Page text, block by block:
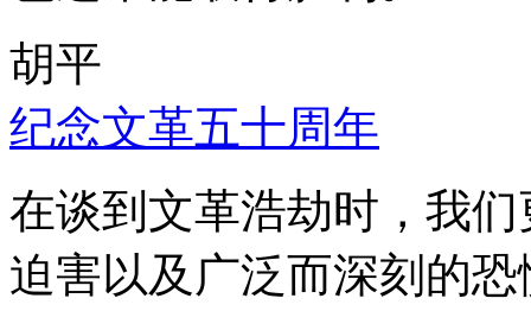
胡平
纪念文革五十周年
在谈到文革浩劫时，我
迫害以及广泛而深刻的